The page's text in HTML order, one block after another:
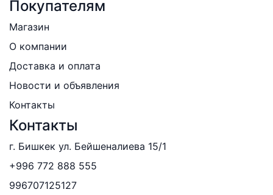
Покупателям
Магазин
О компании
Доставка и оплата
Новости и объявления
Контакты
Контакты
г. Бишкек ул. Бейшеналиева 15/1
+996 772 888 555
996707125127